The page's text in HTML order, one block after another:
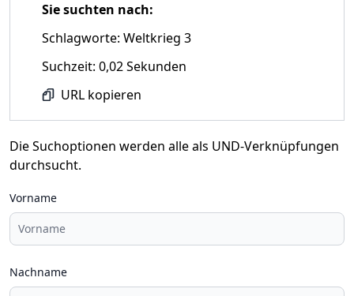
Sie suchten nach:
Schlagworte: Weltkrieg 3
Suchzeit: 0,02 Sekunden
URL kopieren
Die Suchoptionen werden alle als UND-Verknüpfungen
durchsucht.
Vorname
Nachname